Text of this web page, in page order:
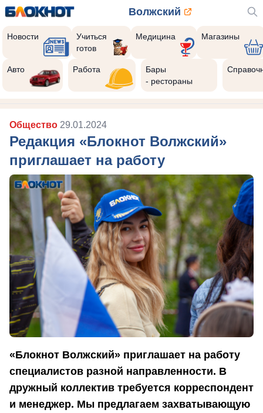
Волжский
Новости
Учиться
готов
Медицина Магазины
Авто Работа
Бары
- рестораны
Общество 29.01.2024
Редакция «Блокнот Волжский»
приглашает на работу
«Блокнот Волжский» приглашает на работу
специалистов разной направленности. В
дружный коллектив требуется корреспондент
и менеджер. Мы предлагаем захватывающую